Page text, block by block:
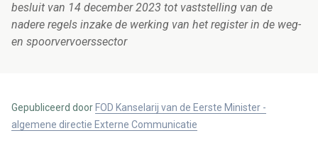
besluit van 14 december 2023 tot vaststelling van de
nadere regels inzake de werking van het register in de weg-
en spoorvervoerssector
Gepubliceerd door FOD Kanselarij van de Eerste Minister -
algemene directie Externe Communicatie